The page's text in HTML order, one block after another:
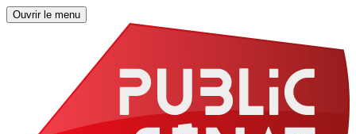
Ouvrir le menu